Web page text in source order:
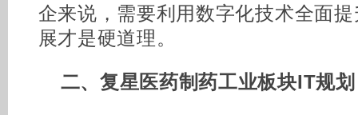
企来说，需要利用数字化技术全面
展才是硬道理。
二、复星医药制药工业板块IT规划